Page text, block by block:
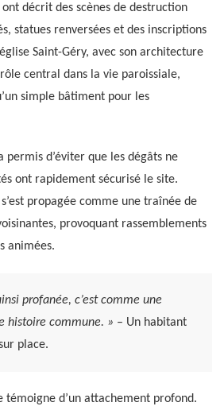
décrit des scènes de destruction
statues renversées et des inscriptions
Saint-Géry, avec son architecture
central dans la vie paroissiale,
simple bâtiment pour les
permis d’éviter que les dégâts ne
ont rapidement sécurisé le site.
propagée comme une traînée de
provoquant rassemblements
animées.
profanée, c’est comme une
histoire commune. » – Un habitant
place.
témoigne d’un attachement profond.